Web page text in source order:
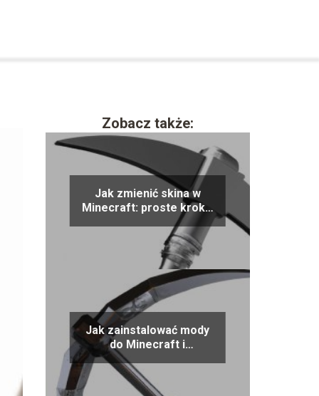
Zobacz także:
Jak zmienić skina w
Minecraft: proste kroki i
Jak zainstalować mody
do Minecraft i
zoptymalizować swoją
rozgrywkę